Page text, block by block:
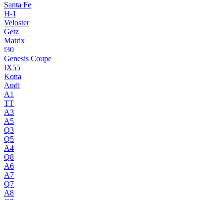
Santa Fe
H-1
Veloster
Getz
Matrix
i30
Genesis Coupe
IX55
Kona
Audi
A1
TT
A3
A5
Q3
Q5
A4
Q8
A6
A7
Q7
A8